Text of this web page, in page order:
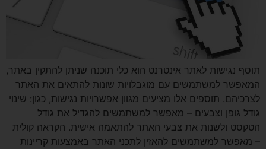
תוסף נגישות לאתר אינטרנט הוא כלי תוכנה שניתן להתקין באתר,
המאפשר למשתמשים עם מוגבלויות שונות להתאים את האתר
לצרכיהם. תוספים אלו מציעים מגוון אפשרויות נגישות, כגון: שינוי
גודל גופן וצבעים – מאפשר למשתמשים להגדיל את גודל
הטקסט ולשנות את צבעי האתר להתאמה אישית. הקראה קולית
– מאפשר למשתמשים להאזין לתכני האתר באמצעות קריינות